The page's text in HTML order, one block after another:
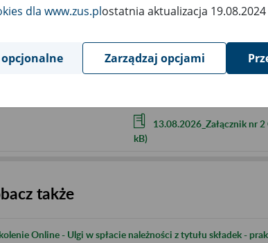
Zielona Góra
PUE-ZielonaGora@zus.pl
13.08.2026_Załącznik nr
13.08.2026_Załącznik nr
kB)
także
Online - Ulgi w spłacie należności z tytułu składek -
dla www.zus.plostatnia aktualizacja
Zarządzaj opcjami